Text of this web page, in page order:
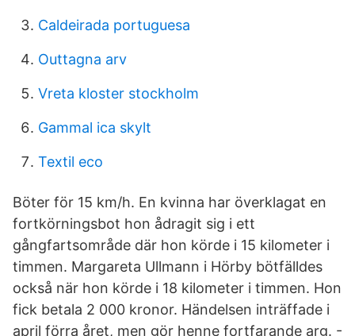
Caldeirada portuguesa
Outtagna arv
Vreta kloster stockholm
Gammal ica skylt
Textil eco
Böter för 15 km/h. En kvinna har överklagat en
fortkörningsbot hon ådragit sig i ett
gångfartsområde där hon körde i 15 kilometer i
timmen. Margareta Ullmann i Hörby bötfälldes
också när hon körde i 18 kilometer i timmen. Hon
fick betala 2 000 kronor. Händelsen inträffade i
april förra året, men gör henne fortfarande arg. -